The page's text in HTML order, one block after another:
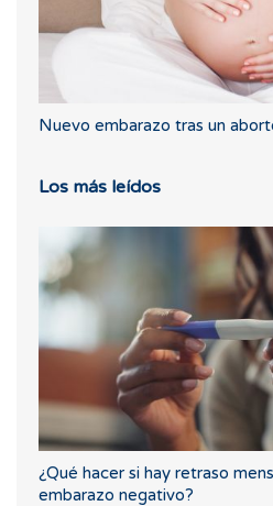
Nuevo embarazo tras un
Los más leídos
¿Qué hacer si hay retraso
embarazo negativo?